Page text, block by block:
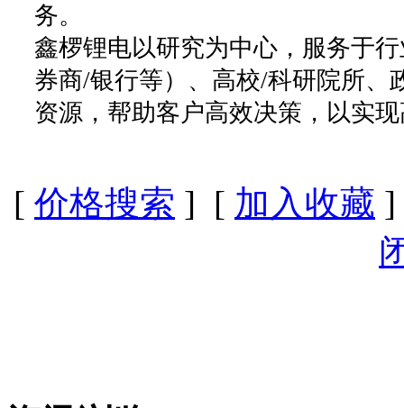
务。
鑫椤锂电以研究为中心，服务于
券商/银行等）、高校/科研院所、
资源，帮助客户高效决策，以实
[ 价格搜索 ] [ 加入收藏